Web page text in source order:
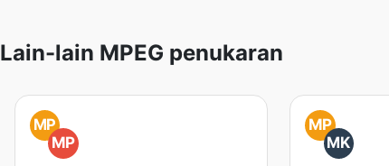
Lain-lain MPEG penukaran
MP
MP
MP
MK